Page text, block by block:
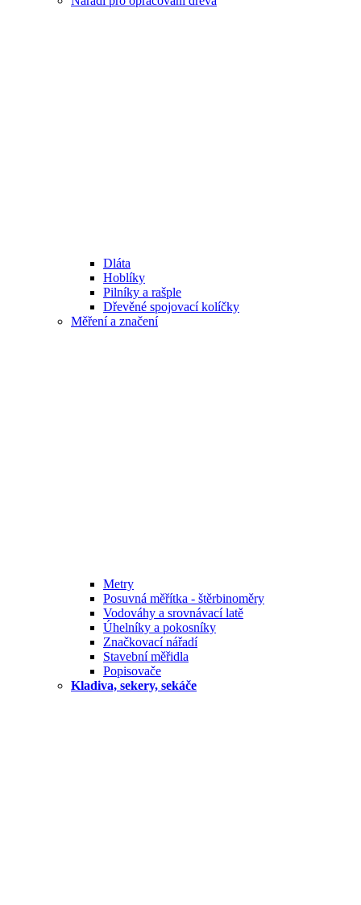
Dláta
Hoblíky
Pilníky a rašple
Dřevěné spojovací kolíčky
Měření a značení
Metry
Posuvná měřítka - štěrbinoměry
Vodováhy a srovnávací latě
Úhelníky a pokosníky
Značkovací nářadí
Stavební měřidla
Popisovače
Kladiva, sekery, sekáče